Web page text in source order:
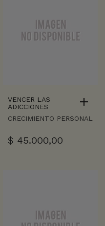
VENCER LAS
ADICCIONES
CRECIMIENTO PERSONAL
$ 45.000,00